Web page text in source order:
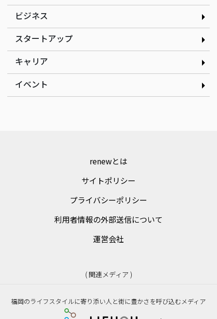
インタビュー
現場の改善アイデアを、AI
で資産に変える｜株式会社
ゲンテイ 元堤晴香さん
｜nancle 小林俊貴さん
ビジネス
スタートアップ
キャリア
イベント
renewとは
サイトポリシー
プライバシーポリシー
利用者情報の外部送信について
運営会社
( 関連メディア )
福岡のライフスタイルに寄り添い人と街に豊かさを呼び込むメディア